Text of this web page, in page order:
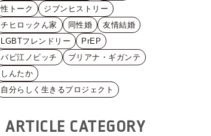
性トーク
ジブンヒストリー
チヒロックん家
同性婚
友情結婚
LGBTフレンドリー
PrEP
バビ江ノビッチ
ブリアナ・ギガンテ
しんたか
自分らしく生きるプロジェクト
ARTICLE CATEGORY